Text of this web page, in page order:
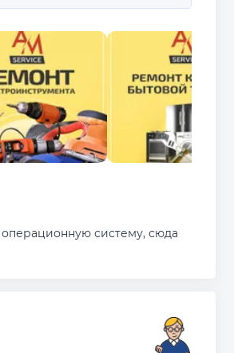
операционную систему, сюда